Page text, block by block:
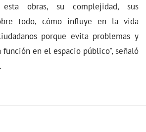
obras, su complejidad, sus
todo, cómo influye en la vida
porque evita problemas y
en el espacio público", señaló